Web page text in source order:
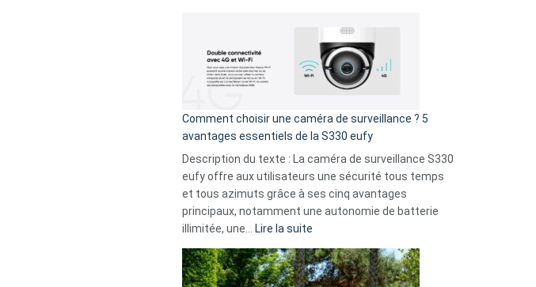
record
La
fuite
16
milliards
données
menace
Facebook,
Telegram
GitHub
Comment choisir une caméra de surveillance ? 5
avantages essentiels de la S330 eufy
Description du texte : La caméra de surveillance S330
eufy offre aux utilisateurs une sécurité tous temps
et tous azimuts grâce à ses cinq avantages
principaux, notamment une autonomie de batterie
illimitée, une…
Lire la suite
choisir
une